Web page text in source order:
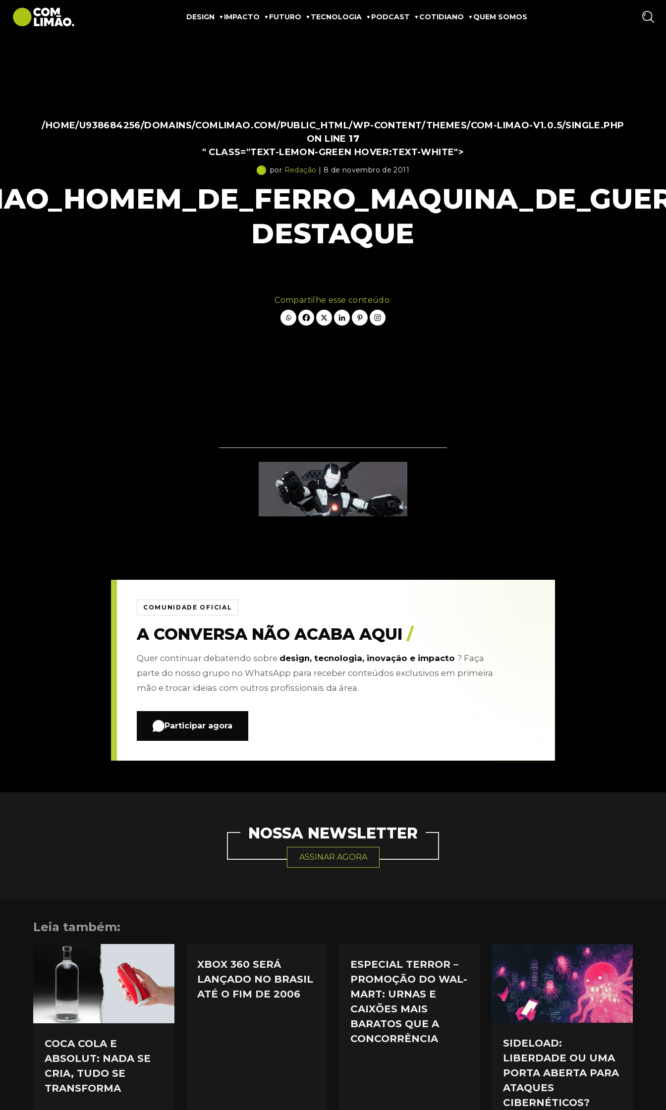
DESIGN IMPACTO FUTURO TECNOLOGIA PODCAST COTIDIANO QUEM SOMOS
/HOME/U938684256/DOMAINS/COMLIMAO.COM/PUBLIC_HTML/WP-CONTENT/THEMES/COM-LIMAO-V1.0.5/SINGLE.PHP
ON LINE17
" CLASS="TEXT-LEMON-GREEN HOVER:TEXT-WHITE">
por Redação | 8 de novembro de 2011
DESTAQUE
Compartilhe esse conteúdo:
COMUNIDADE OFICIAL
A CONVERSA NÃO ACABA AQUI /
Quer continuar debatendo sobre design, tecnologia, inovação e impacto ? Faça
parte do nosso grupo no WhatsApp para receber conteúdos exclusivos em primeira
mão e trocar ideias com outros profissionais da área.
Participar agora
NOSSA NEWSLETTER
ASSINAR AGORA
Leia também:
COCA COLA E
ABSOLUT: NADA SE
CRIA, TUDO SE
TRANSFORMA
XBOX 360 SERÁ
LANÇADO NO BRASIL
ATÉ O FIM DE 2006
ESPECIAL TERROR –
PROMOÇÃO DO WAL-
MART: URNAS E
CAIXÕES MAIS
BARATOS QUE A
CONCORRÊNCIA
SIDELOAD:
LIBERDADE OU UMA
PORTA ABERTA PARA
ATAQUES
CIBERNÉTICOS?